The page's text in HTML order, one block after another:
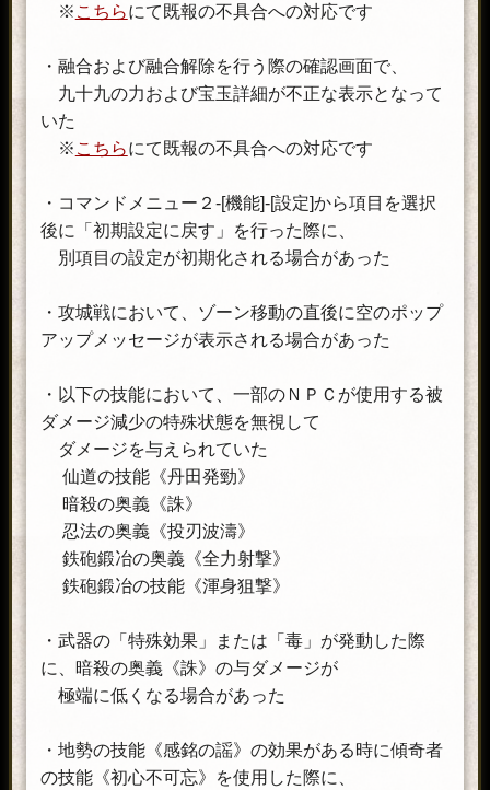
※ こちらにて既報の不具合への対応です
・融合および融合解除を行う際の確認画面で、
九十九の力および宝玉詳細が不正な表示となって
いた
※ こちらにて既報の不具合への対応です
・コマンドメニュー２-[機能]-[設定]から項目を選択
後に「初期設定に戻す」を行った際に、
別項目の設定が初期化される場合があった
・攻城戦において、ゾーン移動の直後に空のポップ
アップメッセージが表示される場合があった
・以下の技能において、一部のＮＰＣが使用する被
ダメージ減少の特殊状態を無視して
ダメージを与えられていた
仙道の技能《丹田発勁》
暗殺の奥義《誅》
忍法の奥義《投刃波濤》
鉄砲鍛冶の奥義《全力射撃》
鉄砲鍛冶の技能《渾身狙撃》
・武器の「特殊効果」または「毒」が発動した際
に、暗殺の奥義《誅》の与ダメージが
極端に低くなる場合があった
・地勢の技能《感銘の謡》の効果がある時に傾奇者
の技能《初心不可忘》を使用した際に、